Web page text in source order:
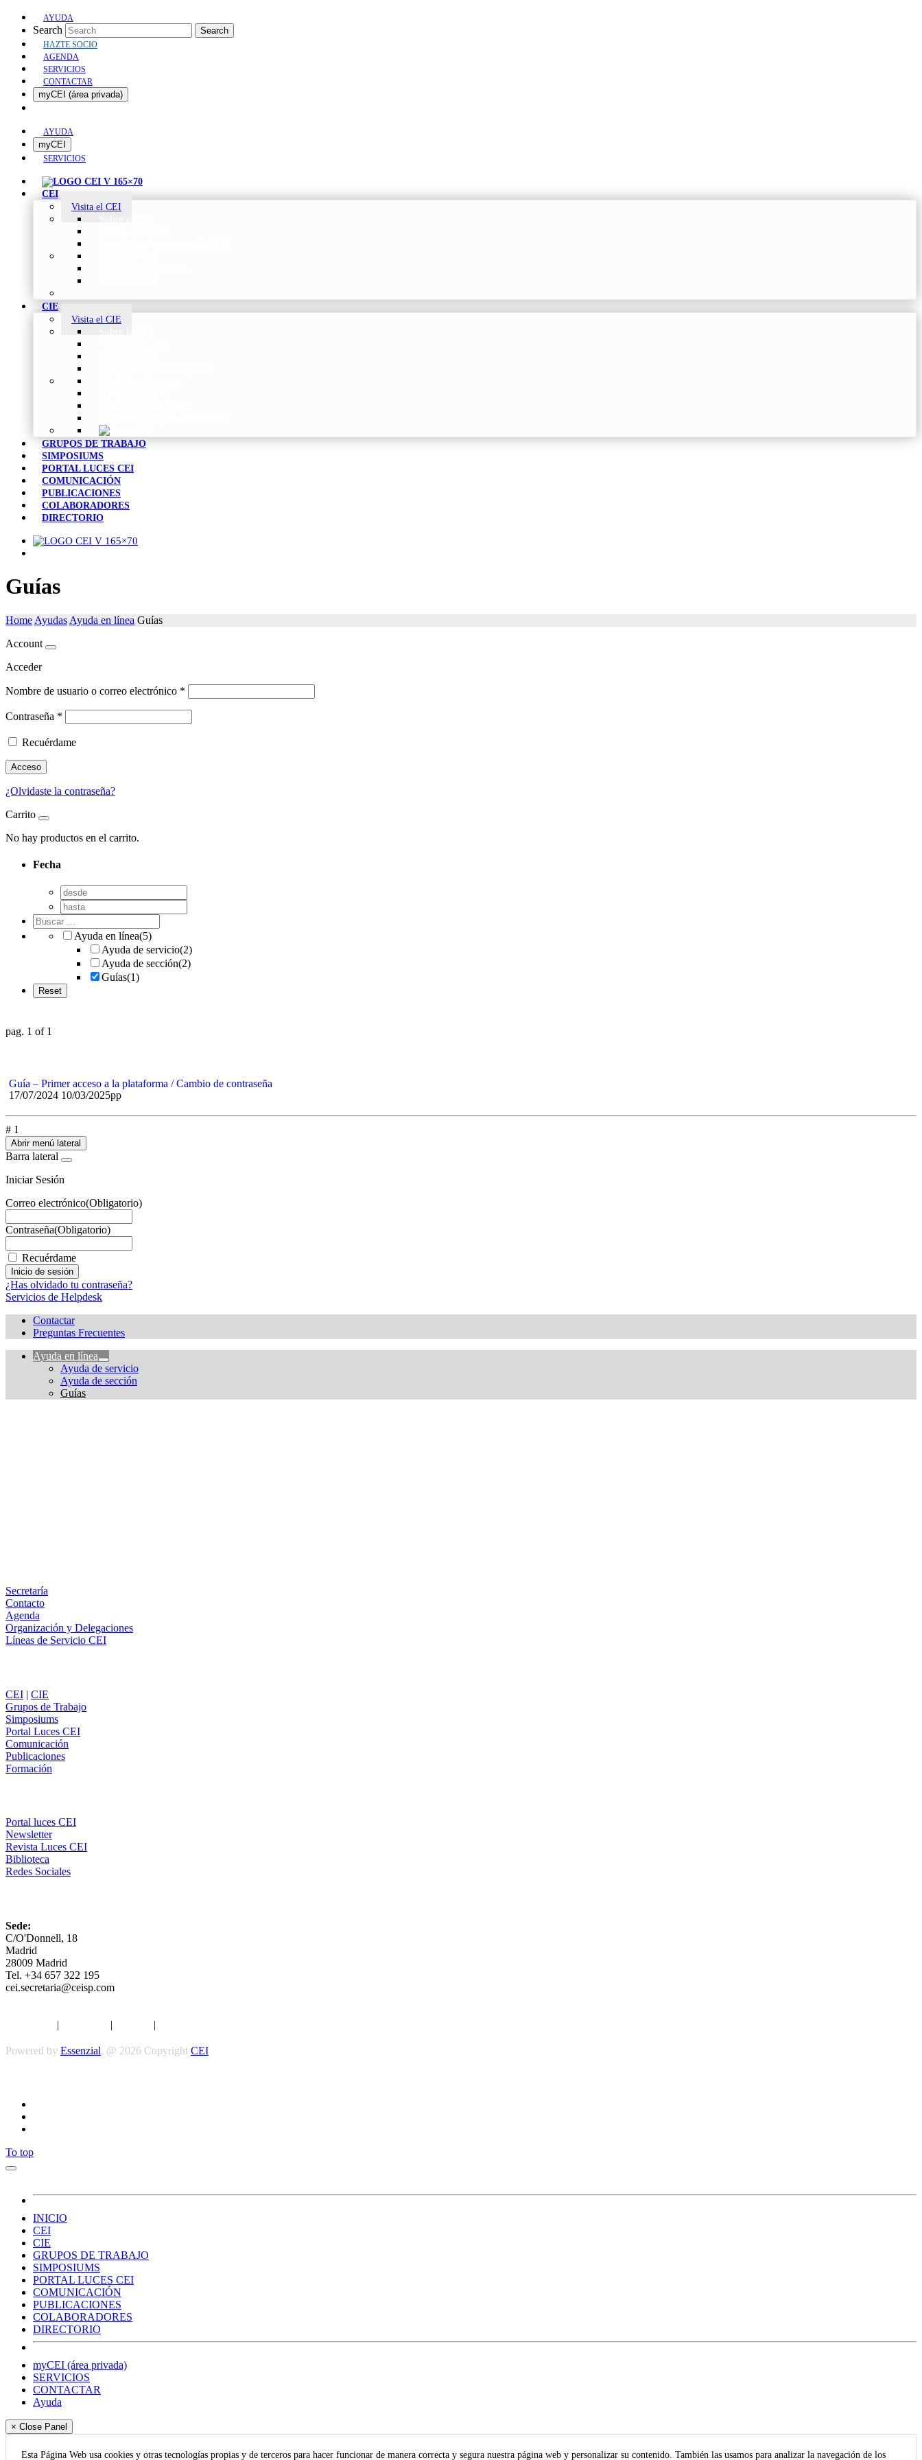
AYUDA
Search Search
HAZTE SOCIO
AGENDA
SERVICIOS
CONTACTAR
myCEI (área privada)
AYUDA
myCEI
SERVICIOS
CEI
Visita el CEI
CIE
Visita el CIE
GRUPOS DE TRABAJO
SIMPOSIUMS
PORTAL LUCES CEI
COMUNICACIÓN
PUBLICACIONES
COLABORADORES
DIRECTORIO
Guías
Home Ayudas Ayuda en línea Guías
Account
Acceder
Nombre de usuario o correo electrónico *
Contraseña *
Recuérdame
Acceso
¿Olvidaste la contraseña?
Carrito
No hay productos en el carrito.
Fecha
Ayuda en línea(5)
Ayuda de servicio(2)
Ayuda de sección(2)
Guías(1)
pag. 1 of 1
Guía – Primer acceso a la plataforma / Cambio de contraseña
17/07/2024 10/03/2025pp
# 1
Abrir menú lateral
Barra lateral
Iniciar Sesión
Correo electrónico(Obligatorio)
Contraseña(Obligatorio)
Recuérdame
¿Has olvidado tu contraseña?
Servicios de Helpdesk
Contactar
Preguntas Frecuentes
Ayuda en línea
Ayuda de servicio
Ayuda de sección
Guías
Secretaría
Contacto
Agenda
Organización y Delegaciones
Líneas de Servicio CEI
CEI | CIE
Grupos de Trabajo
Simposiums
Portal Luces CEI
Comunicación
Publicaciones
Formación
Portal luces CEI
Newsletter
Revista Luces CEI
Biblioteca
Redes Sociales
Sede:
C/O'Donnell, 18
Madrid
28009 Madrid
Tel. +34 657 322 195
cei.secretaria@ceisp.com
| | |
Powered by Essenzial. @ 2026 Copyright CEI
To top
INICIO
CEI
CIE
GRUPOS DE TRABAJO
SIMPOSIUMS
PORTAL LUCES CEI
COMUNICACIÓN
PUBLICACIONES
COLABORADORES
DIRECTORIO
myCEI (área privada)
SERVICIOS
CONTACTAR
Ayuda
× Close Panel
Esta Página Web usa cookies y otras tecnologías propias y de terceros para hacer funcionar de manera correcta y segura nuestra página web y personalizar su contenido. También las usamos para analizar la navegación de los